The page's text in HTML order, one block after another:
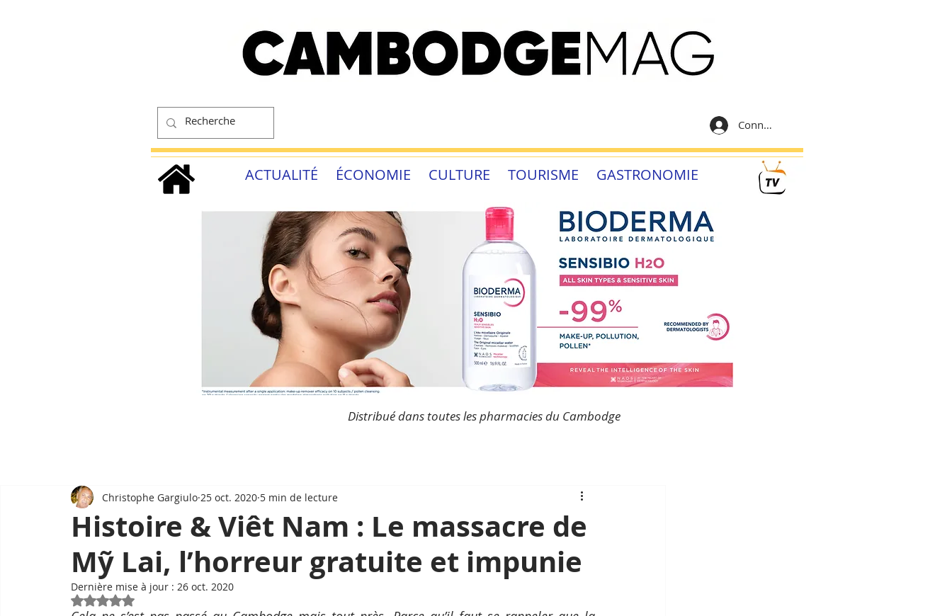
Connexion
ACTUALITÉ ÉCONOMIE CULTURE TOURISME GASTRONOMIE
Distribué dans toutes les pharmacies du Cambodge
Histoire & Viêt Nam : Le massacre de
Mỹ Lai, l’horreur gratuite et impunie
Christophe Gargiulo 25 oct. 2020 5 min de lecture
Dernière mise à jour : 26 oct. 2020
Noté NaN étoiles sur 5.